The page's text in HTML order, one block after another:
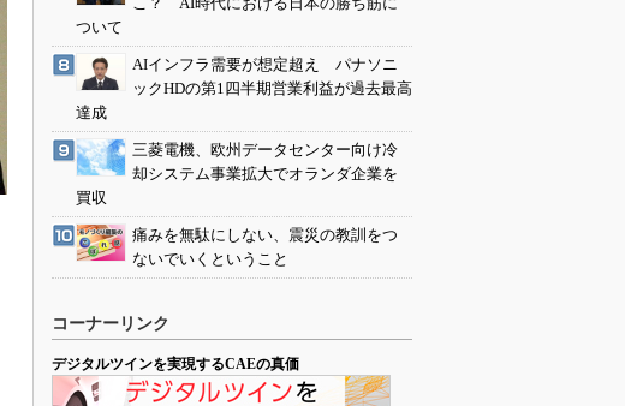
ついて
AIインフラ需要が想定超え パナソニ
ックHDの第1四半期営業利益が過去最高
達成
三菱電機、欧州データセンター向け冷
却システム事業拡大でオランダ企業を
買収
痛みを無駄にしない、震災の教訓をつ
ないでいくということ
コーナーリンク
デジタルツインを実現するCAEの真価